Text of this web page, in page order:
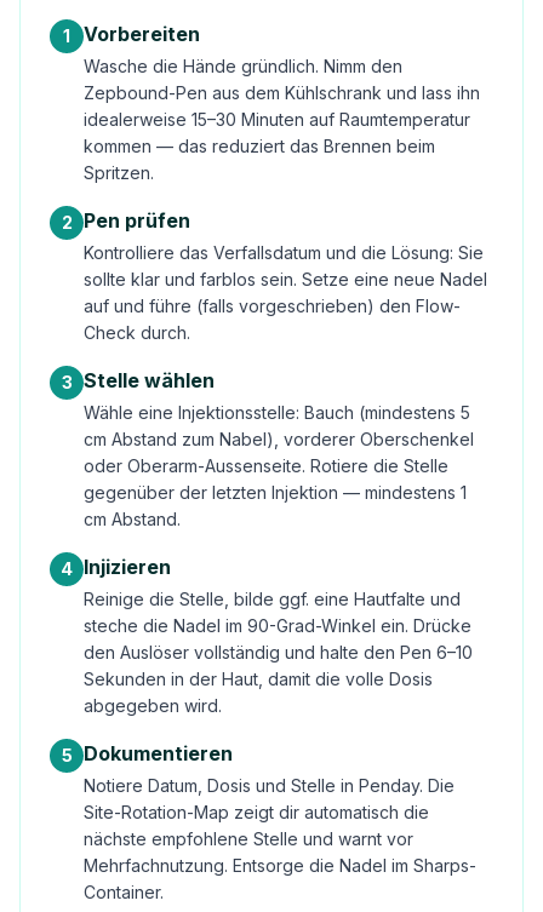
1 Vorbereiten
Wasche die Hände gründlich. Nimm den
Zepbound-Pen aus dem Kühlschrank und lass ihn
idealerweise 15–30 Minuten auf Raumtemperatur
kommen — das reduziert das Brennen beim
Spritzen.
2 Pen prüfen
Kontrolliere das Verfallsdatum und die Lösung: Sie
sollte klar und farblos sein. Setze eine neue Nadel
auf und führe (falls vorgeschrieben) den Flow-
Check durch.
3 Stelle wählen
Wähle eine Injektionsstelle: Bauch (mindestens 5
cm Abstand zum Nabel), vorderer Oberschenkel
oder Oberarm-Aussenseite. Rotiere die Stelle
gegenüber der letzten Injektion — mindestens 1
cm Abstand.
4 Injizieren
Reinige die Stelle, bilde ggf. eine Hautfalte und
steche die Nadel im 90-Grad-Winkel ein. Drücke
den Auslöser vollständig und halte den Pen 6–10
Sekunden in der Haut, damit die volle Dosis
abgegeben wird.
5 Dokumentieren
Notiere Datum, Dosis und Stelle in Penday. Die
Site-Rotation-Map zeigt dir automatisch die
nächste empfohlene Stelle und warnt vor
Mehrfachnutzung. Entsorge die Nadel im Sharps-
Container.